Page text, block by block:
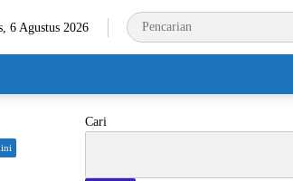
6 Agustus 2026
Cari